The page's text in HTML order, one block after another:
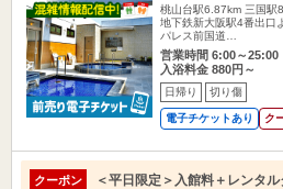
桃山台駅6.87km 三国駅
地下鉄新大阪駅4番出口
パレス前国道…
営業時間 6:00～25:00
入浴料金 880円～
日帰り 切り傷
電子チケットあり ク
クーポン
＜平日限定＞入館料＋レンタ